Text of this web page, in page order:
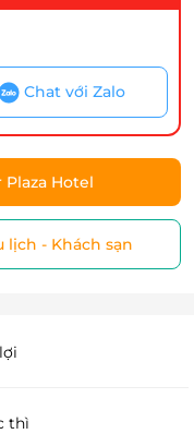
Chat với Zalo
Hotel
- Khách sạn
thì